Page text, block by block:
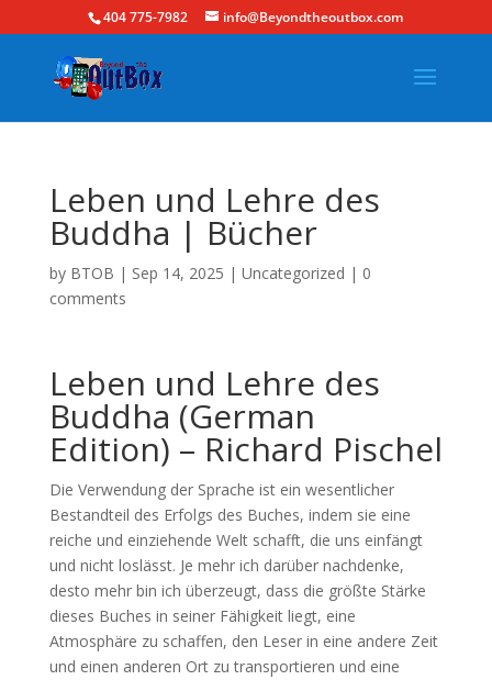
404 775-7982 info@Beyondtheoutbox.com
Leben und Lehre des
Buddha | Bücher
by BTOB | Sep 14, 2025 | Uncategorized | 0
comments
Leben und Lehre des
Buddha (German
Edition) – Richard Pischel
Die Verwendung der Sprache ist ein wesentlicher
Bestandteil des Erfolgs des Buches, indem sie eine
reiche und einziehende Welt schafft, die uns einfängt
und nicht loslässt. Je mehr ich darüber nachdenke,
desto mehr bin ich überzeugt, dass die größte Stärke
dieses Buches in seiner Fähigkeit liegt, eine
Atmosphäre zu schaffen, den Leser in eine andere Zeit
und einen anderen Ort zu transportieren und eine